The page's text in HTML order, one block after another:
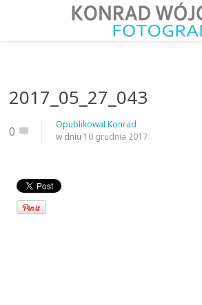
2017_05_27_043
0 OpublikowałKonrad
w dniu 10 grudnia 2017